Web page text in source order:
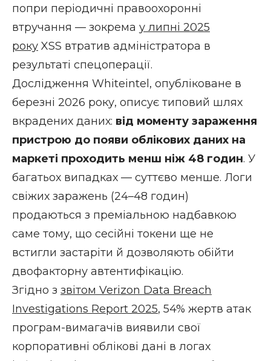
попри періодичні правоохоронні
втручання — зокрема у липні 2025
року XSS втратив адміністратора в
результаті спецоперації.
Дослідження Whiteintel, опубліковане в
березні 2026 року, описує типовий шлях
вкрадених даних: від моменту зараження
пристрою до появи облікових даних на
маркеті проходить менш ніж 48 годин. У
багатьох випадках — суттєво менше. Логи
свіжих заражень (24–48 годин)
продаються з преміальною надбавкою
саме тому, що сесійні токени ще не
встигли застаріти й дозволяють обійти
двофакторну автентифікацію.
Згідно з звітом Verizon Data Breach
Investigations Report 2025, 54% жертв атак
програм-вимагачів виявили свої
корпоративні облікові дані в логах